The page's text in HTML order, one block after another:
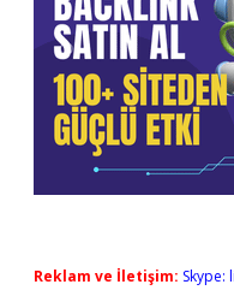
Reklam ve İletişim: Skype: